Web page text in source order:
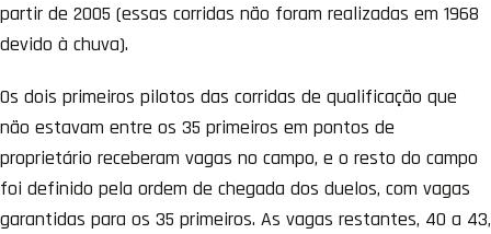
partir de 2005 (essas corridas não foram realizadas em 1968
devido à chuva).
Os dois primeiros pilotos das corridas de qualificação que
não estavam entre os 35 primeiros em pontos de
proprietário receberam vagas no campo, e o resto do campo
foi definido pela ordem de chegada dos duelos, com vagas
garantidas para os 35 primeiros. As vagas restantes, 40 a 43,